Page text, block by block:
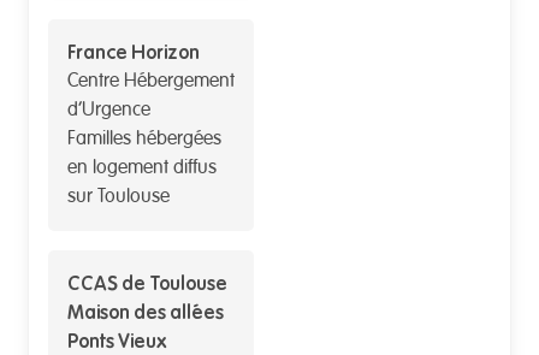
France Horizon
Centre Hébergement
d’Urgence
Familles hébergées
en logement diffus
sur Toulouse
CCAS de Toulouse
Maison des allées
Ponts Vieux